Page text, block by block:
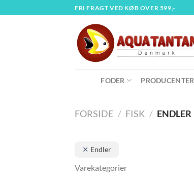
til
FRI FRAGT VED KØB OVER 599,-
FODER PRODUCENTER
FORSIDE / FISK / ENDLER
Endler